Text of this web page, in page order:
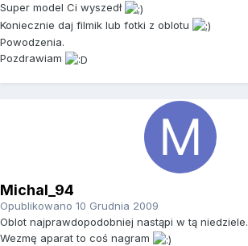
Super model Ci wyszedł
Koniecznie daj filmik lub fotki z oblotu
Powodzenia.
Pozdrawiam
Michal_94
Opublikowano 10 Grudnia 2009
Oblot najprawdopodobniej nastąpi w tą niedziele.
Wezmę aparat to coś nagram